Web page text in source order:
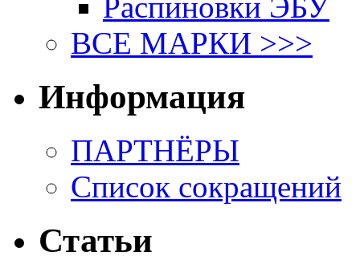
Распиновки ЭБУ
ВСЕ МАРКИ >>>
Информация
ПАРТНЁРЫ
Список сокращений
Статьи